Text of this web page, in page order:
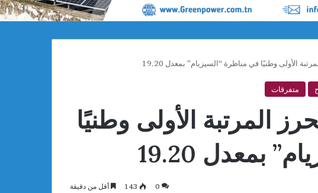
الأولى وطنيًا في مناظرة “السيزيام” بمعدل 19.20
متفرقات
المرتبة الأولى وطنيًا
بمعدل 19.20
0
143 أقل من دقيقة